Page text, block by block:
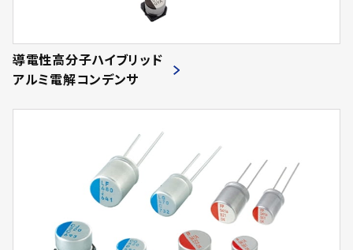
導電性高分子ハイブリッド
アルミ電解コンデンサ